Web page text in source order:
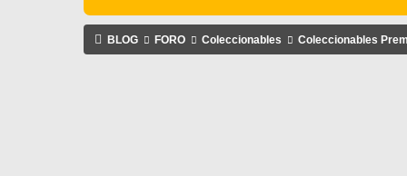
BLOG FORO Coleccionables Coleccionables